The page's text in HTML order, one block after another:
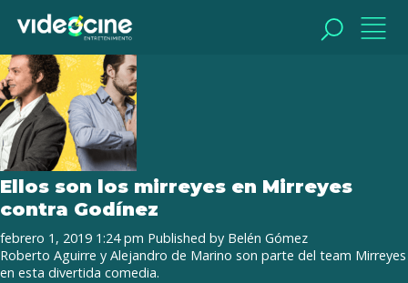
Tag Archive: Alejandro de Marino
Ellos son los mirreyes en Mirreyes
contra Godínez
febrero 1, 2019 1:24 pm Published by Belén Gómez
Roberto Aguirre y Alejandro de Marino son parte del team Mirreyes
en esta divertida comedia.